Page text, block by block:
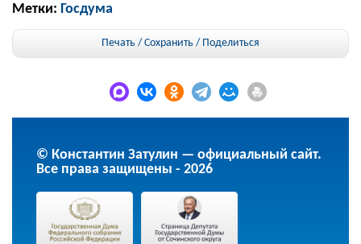
Метки: Госдума
Печать / Сохранить / Поделиться
© Константин Затулин — официальный сайт.
Все права защищены - 2026